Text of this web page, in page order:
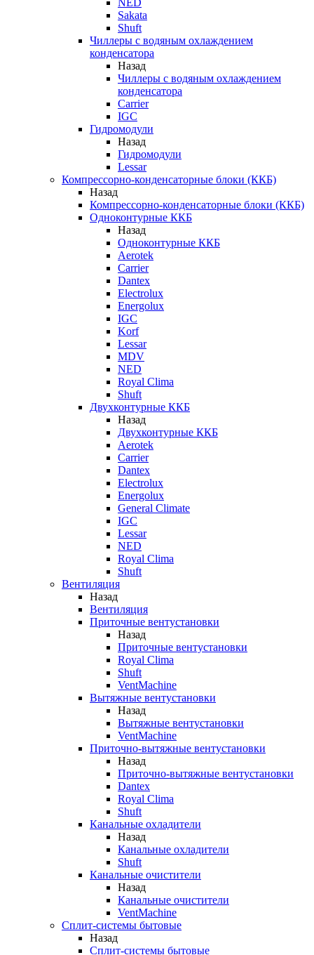
NED
Sakata
Shuft
Чиллеры с водяным охлаждением
конденсатора
Назад
Чиллеры с водяным охлаждением
конденсатора
Carrier
IGC
Гидромодули
Назад
Гидромодули
Lessar
Компрессорно-конденсаторные блоки (ККБ)
Назад
Компрессорно-конденсаторные блоки (ККБ)
Одноконтурные ККБ
Назад
Одноконтурные ККБ
Aerotek
Carrier
Dantex
Electrolux
Energolux
IGC
Korf
Lessar
MDV
NED
Royal Clima
Shuft
Двухконтурные ККБ
Назад
Двухконтурные ККБ
Aerotek
Carrier
Dantex
Electrolux
Energolux
General Climate
IGC
Lessar
NED
Royal Clima
Shuft
Вентиляция
Назад
Вентиляция
Приточные вентустановки
Назад
Приточные вентустановки
Royal Clima
Shuft
VentMachine
Вытяжные вентустановки
Назад
Вытяжные вентустановки
VentMachine
Приточно-вытяжные вентустановки
Назад
Приточно-вытяжные вентустановки
Dantex
Royal Clima
Shuft
Канальные охладители
Назад
Канальные охладители
Shuft
Канальные очистители
Назад
Канальные очистители
VentMachine
Сплит-системы бытовые
Назад
Сплит-системы бытовые